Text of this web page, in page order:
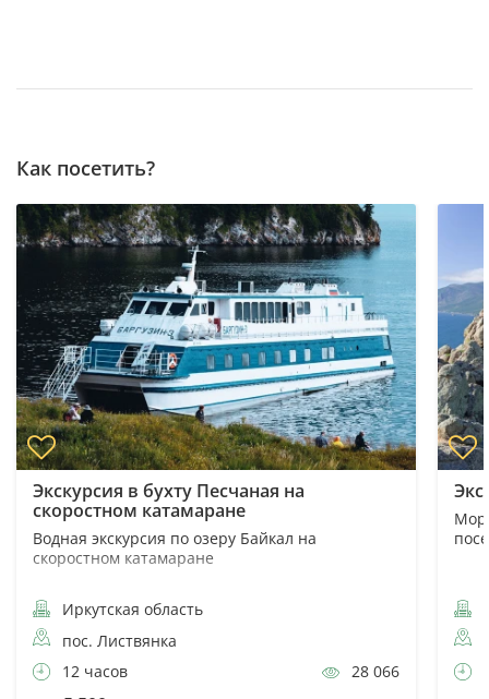
Как посетить?
Экскурсия в бухту Песчаная на
скоростном катамаране
Водная экскурсия по озеру Байкал на
скоростном катамаране
Иркутская область
пос. Листвянка
12 часов
28 066